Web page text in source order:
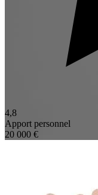
4,8
Apport personnel
20 000 €